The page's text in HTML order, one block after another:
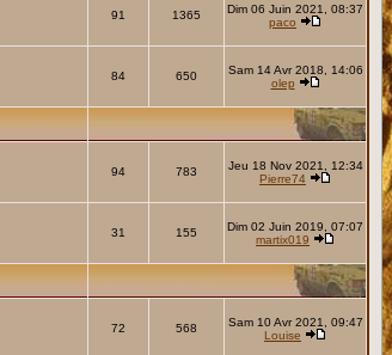
91 1365
Dim 06 Juin 2021, 08:37
paco
84 650
Sam 14 Avr 2018, 14:06
olep
94 783
Jeu 18 Nov 2021, 12:34
Pierre74
31 155
Dim 02 Juin 2019, 07:07
martix019
72 568
Sam 10 Avr 2021, 09:47
Louise